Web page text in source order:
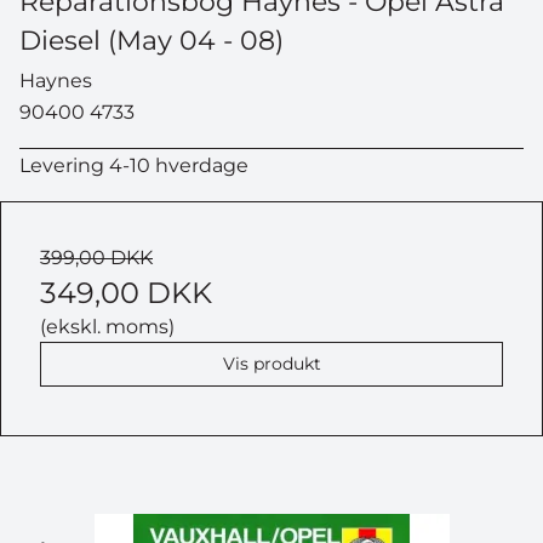
Diesel (May 04 - 08)
Haynes
90400 4733
Levering 4-10 hverdage
399,00 DKK
349,00 DKK
(ekskl. moms)
Vis produkt